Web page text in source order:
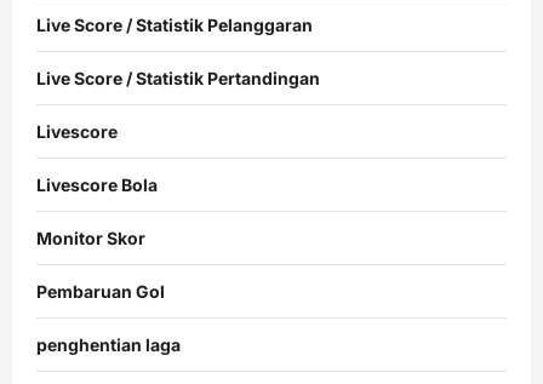
Live Score / Statistik Pelanggaran
Live Score / Statistik Pertandingan
Livescore
Livescore Bola
Monitor Skor
Pembaruan Gol
penghentian laga